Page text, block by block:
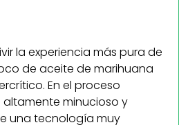
la experiencia más pura de
de aceite de marihuana
En el proceso
minucioso y
una tecnología muy